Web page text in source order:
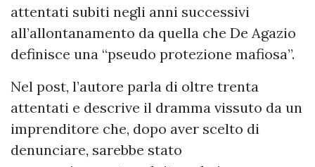
attentati subiti negli anni successivi
all’allontanamento da quella che De Agazio
definisce una “pseudo protezione mafiosa”.
Nel post, l’autore parla di oltre trenta
attentati e descrive il dramma vissuto da un
imprenditore che, dopo aver scelto di
denunciare, sarebbe stato